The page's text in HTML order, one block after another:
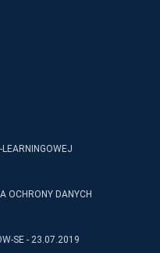
OCHRONY DANYCH
SE - 23.07.2019